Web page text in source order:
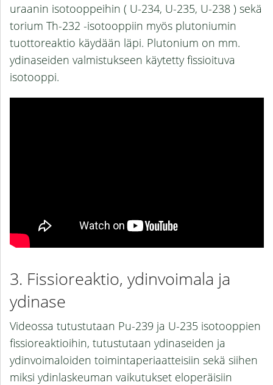
uraanin isotooppeihin ( U-234, U-235, U-238 ) sekä
torium Th-232 -isotooppiin myös plutoniumin
tuottoreaktio käydään läpi. Plutonium on mm.
ydinaseiden valmistukseen käytetty fissioituva
isotooppi.
Fissioreaktio, ydinvoimala ja
ydinase
Videossa tutustutaan Pu-239 ja U-235 isotooppien
fissioreaktioihin, tutustutaan ydinaseiden ja
ydinvoimaloiden toimintaperiaatteisiin sekä siihen
miksi ydinlaskeuman vaikutukset eloperäisiin